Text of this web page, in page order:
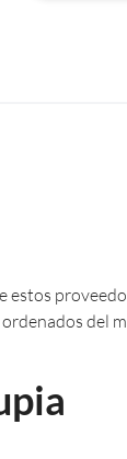
estos
del